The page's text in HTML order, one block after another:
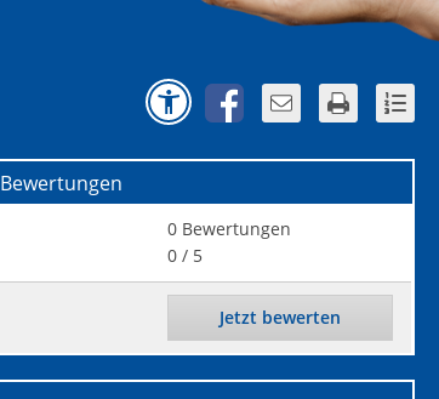
Bewertungen
0 Bewertungen
0 / 5
Jetzt bewerten